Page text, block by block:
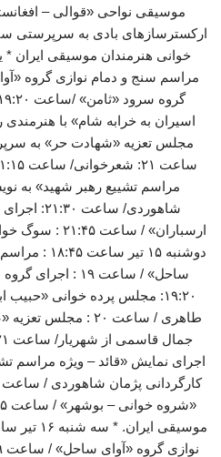
مجلس تعزیه «شهادت حر» به
مراسم تشییع رهبر شهید» به
شاهوردی/
ارسباران» /
دوشنبه ۱۵
ساحل» / ساعت ۱۹
۱۹:۲۰: مجلس پرده خوانی
طاهری / ساعت ۲۰ :
اجرای نمایش «قائد – ویژه مراسم